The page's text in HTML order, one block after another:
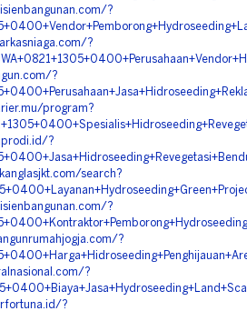
?
?
?
program?
?
search?
?
?
?
?